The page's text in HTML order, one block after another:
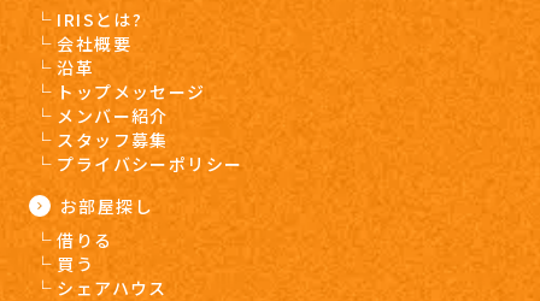
IRISとは?
会社概要
沿革
トップメッセージ
メンバー紹介
スタッフ募集
プライバシーポリシー
お部屋探し
借りる
買う
シェアハウス